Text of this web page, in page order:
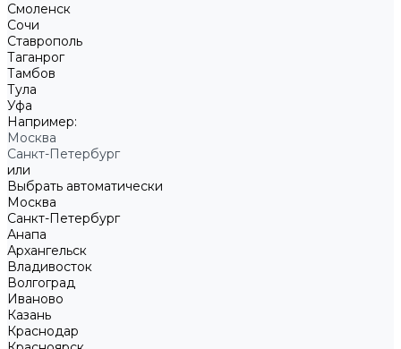
Смоленск
Сочи
Ставрополь
Таганрог
Тамбов
Тула
Уфа
Например:
Москва
Санкт-Петербург
или
Выбрать автоматически
Москва
Санкт-Петербург
Анапа
Архангельск
Владивосток
Волгоград
Иваново
Казань
Краснодар